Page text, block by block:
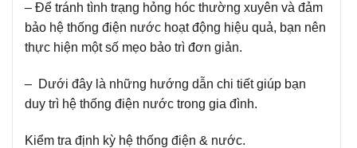
– Để tránh tình trạng hỏng hóc thường xuyên và đảm
bảo hệ thống điện nước hoạt động hiệu quả, bạn nên
thực hiện một số mẹo bảo trì đơn giản.
– Dưới đây là những hướng dẫn chi tiết giúp bạn
duy trì hệ thống điện nước trong gia đình.
Kiểm tra định kỳ hệ thống điện & nước.